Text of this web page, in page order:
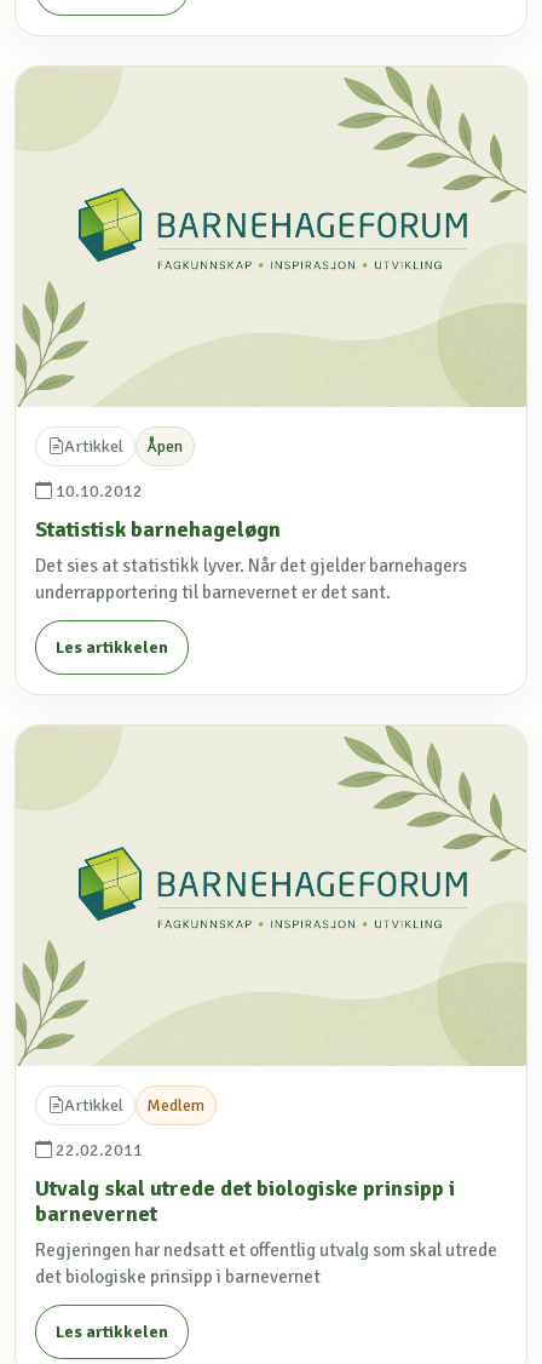
Artikkel Åpen
10.10.2012
Statistisk barnehageløgn
Det sies at statistikk lyver. Når det gjelder barnehagers
underrapportering til barnevernet er det sant.
Les artikkelen
Artikkel Medlem
22.02.2011
Utvalg skal utrede det biologiske prinsipp i
barnevernet
Regjeringen har nedsatt et offentlig utvalg som skal utrede
det biologiske prinsipp i barnevernet
Les artikkelen